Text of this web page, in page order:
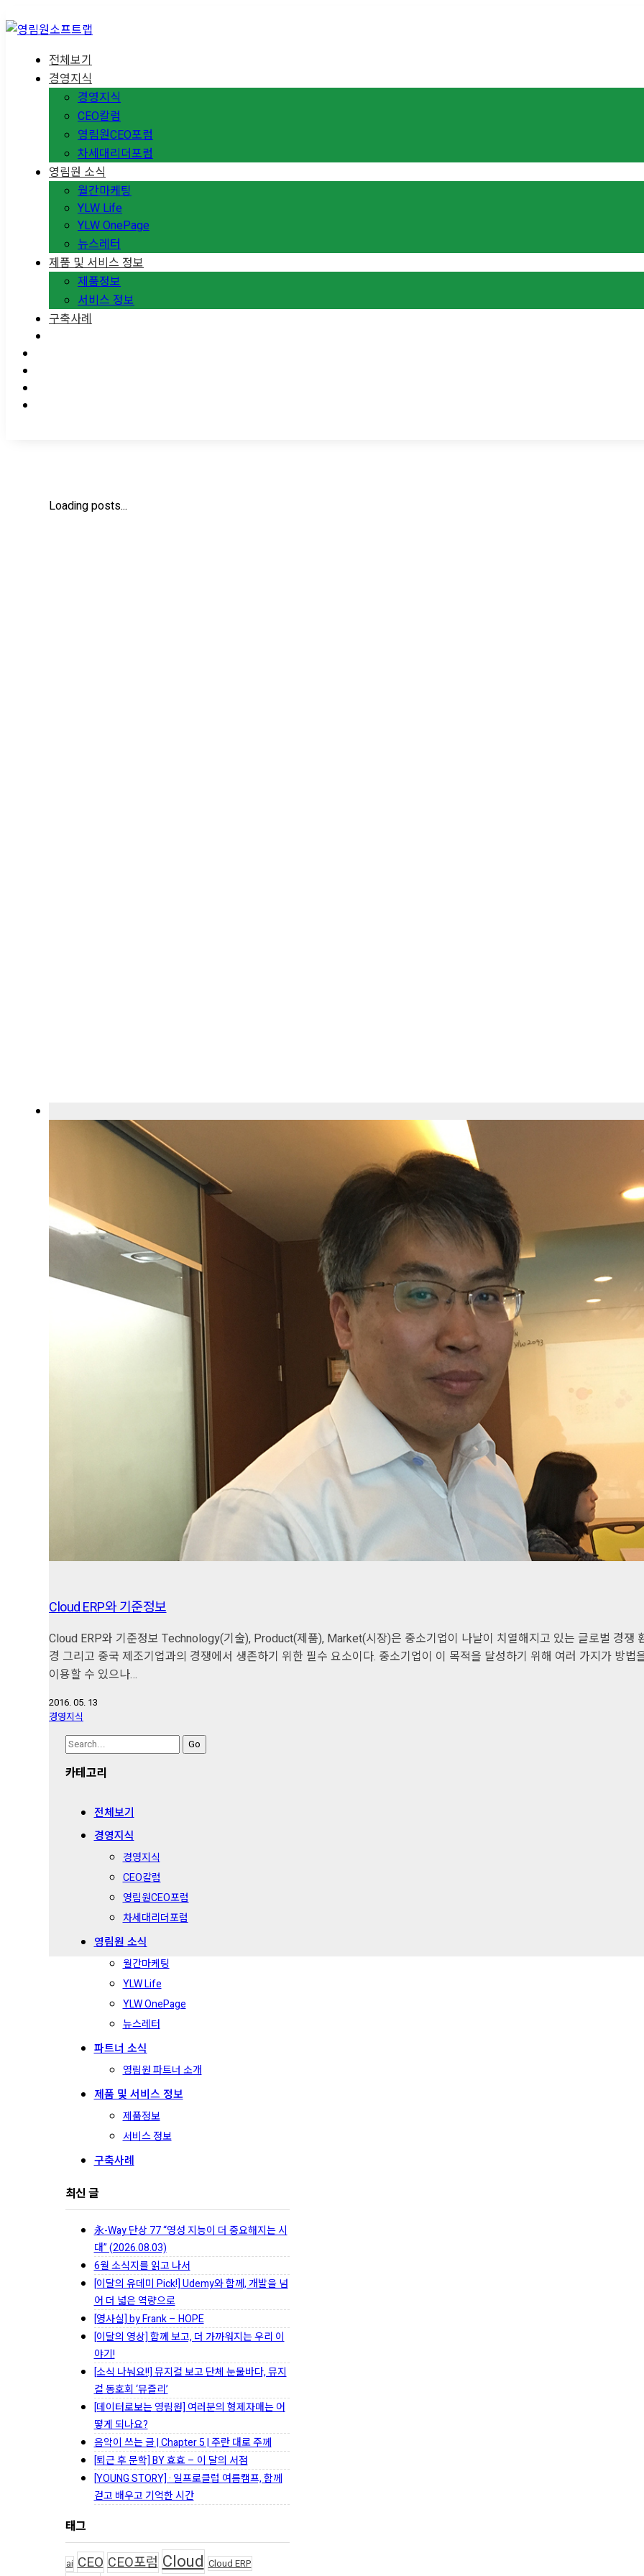
전체보기
경영지식
경영지식
CEO칼럼
영림원CEO포럼
차세대리더포럼
영림원 소식
월간마케팅
YLW Life
YLW OnePage
뉴스레터
제품 및 서비스 정보
제품정보
서비스 정보
구축사례
Loading posts...
Cloud ERP와 기준정보
Cloud ERP와 기준정보 Technology(기술), Product(제품), Market(시장)은 중소기업이 나날이 치열해지고 있는 글로벌 경쟁
경 그리고 중국 제조기업과의 경쟁에서 생존하기 위한 필수 요소이다. 중소기업이 이 목적을 달성하기 위해 여러 가지가 방법
이용할 수 있으나…
2016. 05. 13
경영지식
Search
카테고리
전체보기
경영지식
경영지식
CEO칼럼
영림원CEO포럼
차세대리더포럼
영림원 소식
월간마케팅
YLW Life
YLW OnePage
뉴스레터
파트너 소식
영림원 파트너 소개
제품 및 서비스 정보
제품정보
서비스 정보
구축사례
최신 글
永-Way 단상 77 “영성 지능이 더 중요해지는 시
대” (2026.08.03)
6월 소식지를 읽고 나서
[이달의 유데미 Pick!] Udemy와 함께, 개발을 넘
어 더 넓은 역량으로
[영사실] by Frank – HOPE
[이달의 영상] 함께 보고, 더 가까워지는 우리 이
야기!
[소식 나눠요!!] 뮤지컬 보고 단체 눈물바다, 뮤지
컬 동호회 ‘뮤즐리’
[데이터로보는 영림원] 여러분의 형제자매는 어
떻게 되나요?
음악이 쓰는 글 | Chapter 5 | 주란 대로 주께
[퇴근 후 문학] BY 효효 – 이 달의 서점
[YOUNG STORY] · 일프로클럽 여름캠프, 함께
걷고 배우고 기억한 시간
태그
ai CEO CEO포럼 Cloud Cloud ERP